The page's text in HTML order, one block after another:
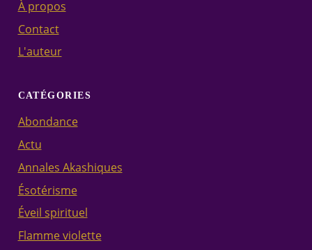
À propos
Contact
L'auteur
CATÉGORIES
Abondance
Actu
Annales Akashiques
Ésotérisme
Éveil spirituel
Flamme violette